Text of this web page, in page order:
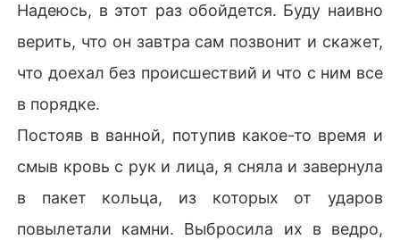
Надеюсь, в этот раз обойдется. Буду наивно
верить, что он завтра сам позвонит и скажет,
что доехал без происшествий и что с ним все
в порядке.
Постояв в ванной, потупив какое-то время и
смыв кровь с рук и лица, я сняла и завернула
в пакет кольца, из которых от ударов
повылетали камни. Выбросила их в ведро,